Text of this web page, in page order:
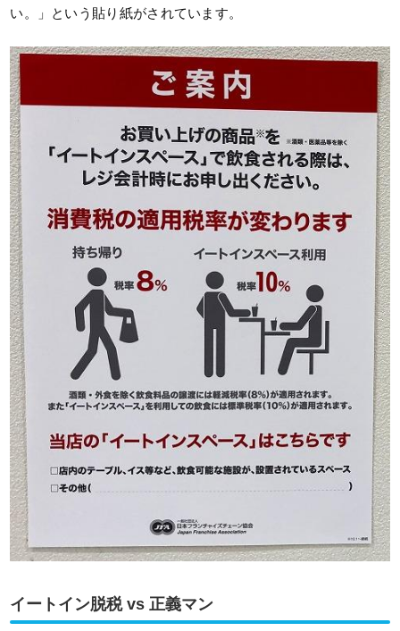
い。」という貼り紙がされています。
イートイン脱税 vs 正義マン